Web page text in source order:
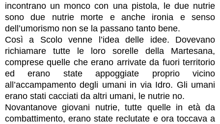
incontrano un monco con una pistola, le due nutrie
sono due nutrie morte e anche ironia e senso
dell’umorismo non se la passano tanto bene.
Così a Scolo venne l’idea delle idee. Dovevano
richiamare tutte le loro sorelle della Martesana,
comprese quelle che erano arrivate da fuori territorio
ed erano state appoggiate proprio vicino
all’accampamento degli umani in via Idro. Gli umani
erano stati cacciati da altri umani, le nutrie no.
Novantanove giovani nutrie, tutte quelle in età da
combattimento, erano state reclutate e ora toccava a